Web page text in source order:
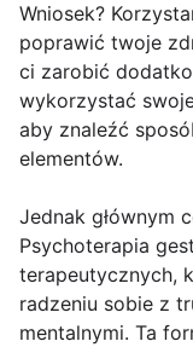
Wniosek?
poprawić twoje
ci zarobić
wykorzystać
aby znaleźć
elementów.
Jednak głównym
Psychoterapia
terapeutycznych,
radzeniu sobie z
mentalnymi. Ta